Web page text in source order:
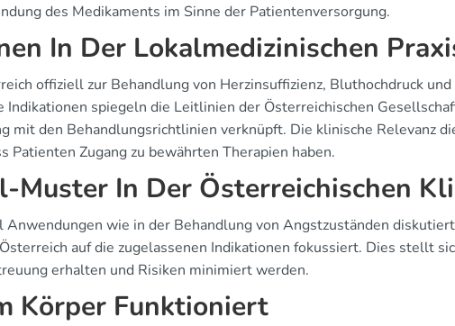
des Medikaments im Sinne der Patientenversorgung.
In Der Lokalmedizinischen
offiziell zur Behandlung von Herzinsuffizienz, Bluthochdruck
Indikationen spiegeln die Leitlinien der Österreichischen
mit den Behandlungsrichtlinien verknüpft. Die klinische Relevanz
Patienten Zugang zu bewährten Therapien haben.
Muster In Der Österreichischen
Anwendungen wie in der Behandlung von Angstzuständen
auf die zugelassenen Indikationen fokussiert. Dies stellt
erhalten und Risiken minimiert werden.
Körper Funktioniert